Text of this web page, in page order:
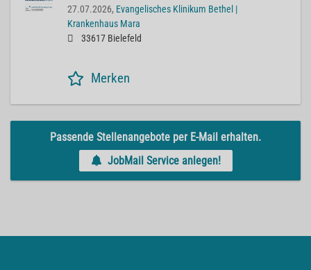
27.07.2026, Evangelisches Klinikum Bethel |
Krankenhaus Mara
33617 Bielefeld
Merken
Passende Stellenangebote per E-Mail erhalten.
JobMail Service anlegen!